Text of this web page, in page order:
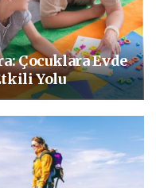
Çocuklara Evde
Yolu